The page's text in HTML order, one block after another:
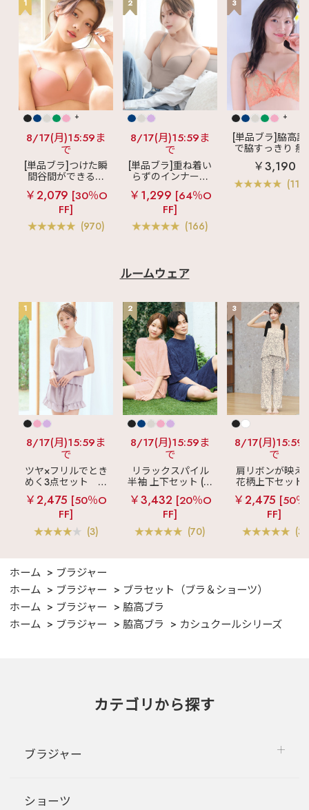
ド アクアレース ノン
ワイヤー 超盛ブラ(R)
ブラジャー&ショーツ
✧1105714 マーメイ
ド アクアレース ノン
ワイヤー 超盛ブラ(R)
✧1105721 マーメイ
ド アクアレース プレ
ーンショーツ
✧1907222 マーメイ
ド アクアレース ハー
フバックショーツ 🫧
✧1907229 マーメイ
ド アクアレース サニ
タリーショーツ ⚓
✧1203114 エアリー
クール マーメイド ア
ナイトブラ
♡┈┈┈┈┈┈┈┈┈
┈┈┈┈┈┈┈┈┈┈
┈♡ 最後までご覧いた
クしてみてね🧸🤍 この
投稿の他にも ・ランジ
ェリー、ルームウェア
の商品情報 ・下着にま
つわる最新情報 などな
ど毎日更新中🪄 ☞〖
@aimerfeel_official
♡┈┈┈┈┈┈┈┈┈
┈┈┈┈┈┈┈┈┈┈
┈♡ #aimerfeel #エ
メフィール #夏コーデ
#ランジェリー #パス
1
+
8/17(月)15:59ま
で
[単品ブラ]つけた瞬
間谷間ができるシ
ームレスブラ
超
盛ブラ(R) シームレ
ス 単品ブラジャー
￥2,079 [30％O
FF]
(970)
2
8/17(月)15:59ま
で
[単品ブラ]重ね着い
らずのインナーブ
ラ
リッチバスト
ブラトップ (ワイヤ
ー入り)
￥1,299 [64％O
FF]
(166)
3
+
[単品ブラ]脇高設
で脇すっきり 痩
見えブラ
カシ
クールレース脇
ブラ(R) 単品ブラ
ャー
￥3,190
ルームウェア
1
8/17(月)15:59ま
で
ツヤ×フリルでとき
めく3点セット
シ
ルキー ショートパ
ンツ 3点セット
￥2,475 [50％O
FF]
(3)
2
8/17(月)15:59ま
で
リラックスパイル
半袖 上下セット (男
女兼用サイズ)
￥3,432 [20％O
FF]
(70)
3
8/17(月)15:59
で
肩リボンが映え
花柄上下セット
メニーフラワー
ングパンツ 上下
ット
￥2,475 [50
FF]
(3)
ホーム
ブラジャー
ホーム
ブラジャー
ブラセット（ブラ＆ショーツ）
ホーム
ブラジャー
脇高ブラ
ホーム
ブラジャー 脇高ブラ カシュクールシリーズ
カテゴリから探す
ブラジャー
ショーツ